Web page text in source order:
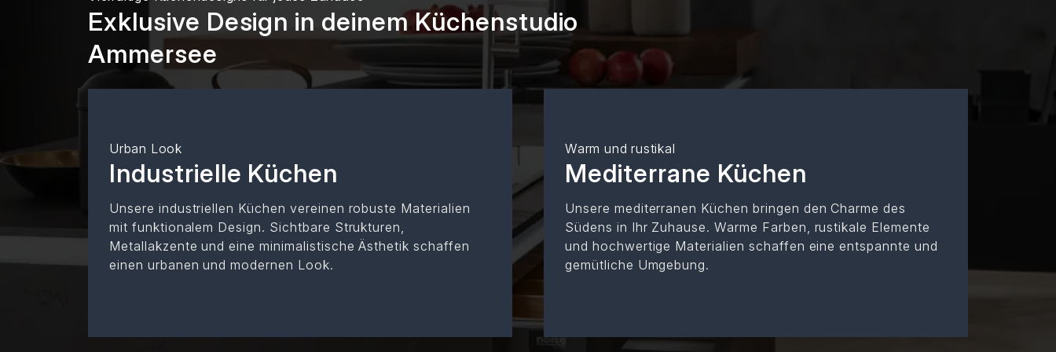
Exklusive Design in deinem Küchenstudio
Ammersee
Urban Look
Industrielle Küchen
Unsere industriellen Küchen vereinen robuste Materialien
mit funktionalem Design. Sichtbare Strukturen,
Metallakzente und eine minimalistische Ästhetik schaffen
einen urbanen und modernen Look.
Warm und rustikal
Mediterrane Küchen
Unsere mediterranen Küchen bringen den Charme des
Südens in Ihr Zuhause. Warme Farben, rustikale Elemente
und hochwertige Materialien schaffen eine entspannte und
gemütliche Umgebung.